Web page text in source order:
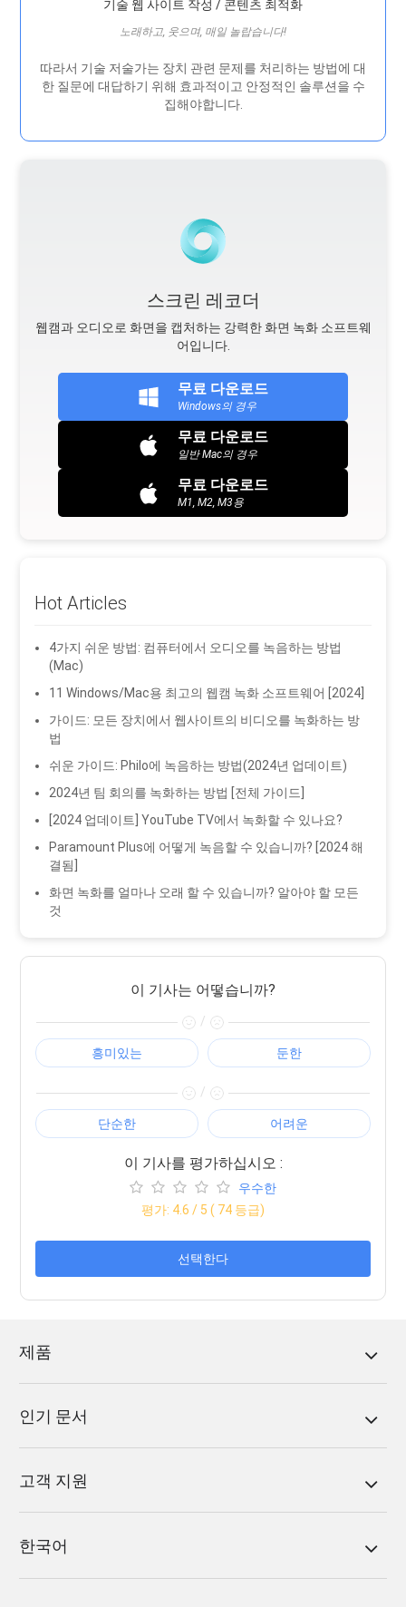
기술 웹 사이트 작성 / 콘텐츠 최적화
노래하고, 웃으며, 매일 놀랍습니다!
따라서 기술 저술가는 장치 관련 문제를 처리하는 방법에 대
한 질문에 대답하기 위해 효과적이고 안정적인 솔루션을 수
집해야합니다.
스크린 레코더
웹캠과 오디오로 화면을 캡처하는 강력한 화면 녹화 소프트웨
어입니다.
무료 다운로드
Windows의 경우
무료 다운로드
일반 Mac의 경우
무료 다운로드
M1, M2, M3용
Hot Articles
4가지 쉬운 방법: 컴퓨터에서 오디오를 녹음하는 방법
(Mac)
11 Windows/Mac용 최고의 웹캠 녹화 소프트웨어 [2024]
가이드: 모든 장치에서 웹사이트의 비디오를 녹화하는 방
법
쉬운 가이드: Philo에 녹음하는 방법(2024년 업데이트)
2024년 팀 회의를 녹화하는 방법 [전체 가이드]
[2024 업데이트] YouTube TV에서 녹화할 수 있나요?
Paramount Plus에 어떻게 녹음할 수 있습니까? [2024 해
결됨]
화면 녹화를 얼마나 오래 할 수 있습니까? 알아야 할 모든
것
이 기사는 어떻습니까?
/
흥미있는 둔한
/
단순한 어려운
이 기사를 평가하십시오 :
우수한
평가: 4.6 / 5 ( 74 등급)
선택한다
제품
인기 문서
고객 지원
한국어